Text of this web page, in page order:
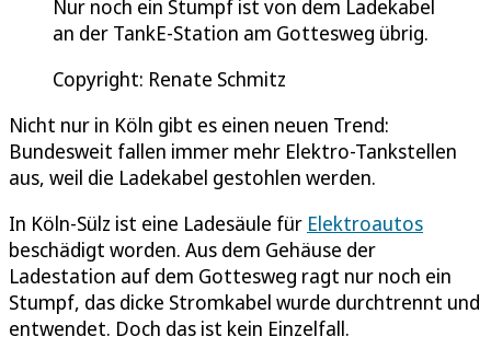
Nur noch ein Stumpf ist von dem Ladekabel
an der TankE-Station am Gottesweg übrig.
Copyright: Renate Schmitz
Nicht nur in Köln gibt es einen neuen Trend:
Bundesweit fallen immer mehr Elektro-Tankstellen
aus, weil die Ladekabel gestohlen werden.
In Köln-Sülz ist eine Ladesäule für Elektroautos
beschädigt worden. Aus dem Gehäuse der
Ladestation auf dem Gottesweg ragt nur noch ein
Stumpf, das dicke Stromkabel wurde durchtrennt und
entwendet. Doch das ist kein Einzelfall.